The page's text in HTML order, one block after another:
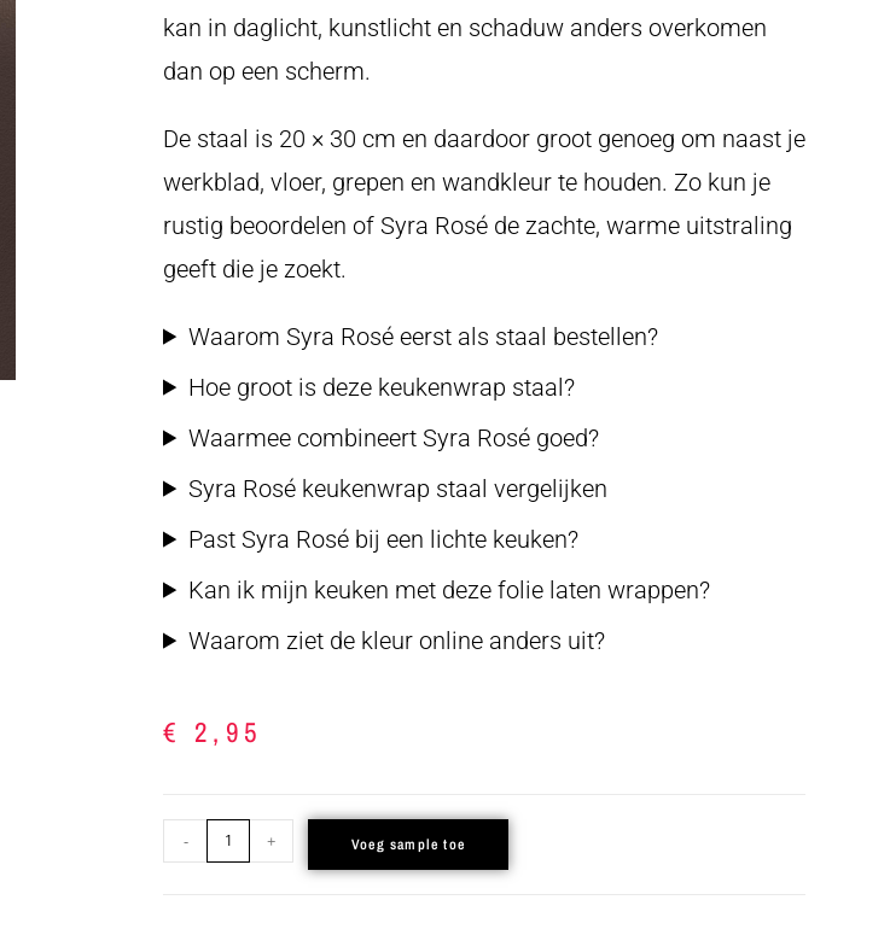
kan in daglicht, kunstlicht en schaduw anders overkomen
dan op een scherm.
De staal is 20 × 30 cm en daardoor groot genoeg om naast je
werkblad, vloer, grepen en wandkleur te houden. Zo kun je
rustig beoordelen of Syra Rosé de zachte, warme uitstraling
geeft die je zoekt.
Waarom Syra Rosé eerst als staal bestellen?
Hoe groot is deze keukenwrap staal?
Waarmee combineert Syra Rosé goed?
Syra Rosé keukenwrap staal vergelijken
Past Syra Rosé bij een lichte keuken?
Kan ik mijn keuken met deze folie laten wrappen?
Waarom ziet de kleur online anders uit?
€ 2,95
- + Voeg sample toe